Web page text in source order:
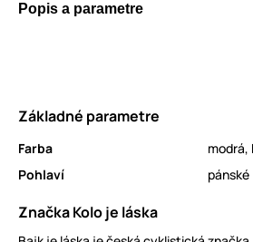
Popis a parametre
Základné parametre
Farba modrá,
Pohlaví
pánské
Značka Kolo je láska